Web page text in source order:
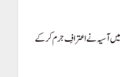
میں آسیہ نے اعترافِ جرم کر کے